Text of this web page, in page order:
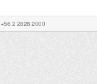
2 2828 2000